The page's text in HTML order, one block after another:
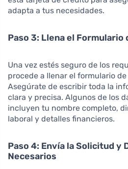
adapta a tus necesidades.
Paso 3: Llena el Formulario
Una vez estés seguro de los
procede a llenar el formulario
Asegúrate de escribir toda la
clara y precisa. Algunos de los
incluyen tu nombre completo,
laboral y detalles financieros.
Paso 4: Envía la Solicitud y
Necesarios